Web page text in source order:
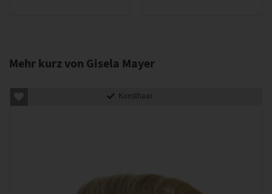
Mehr kurz von Gisela Mayer
Kunsthaar